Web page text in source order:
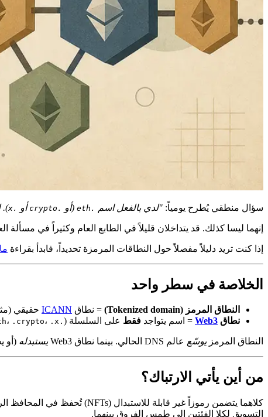
سؤال منطقي يُطرح يومياً: "لدي بالفعل اسم .eth (أو .crypto أو .x
).
إنهما ليسا كذلك. قد يتداخلان قليلاً في الطابع العام وكثيراً في
إذا كنت تريد دليلاً مفصلاً حول النطاقات المرمزة تحديداً، فابدأ بقراءة
الخلاصة في سطر واحد
النطاق المرمز (Tokenized domain) = نطاق ICANN حقيقي
نطاق Web3 = اسم يتواجد فقط على السلسلة ( .eth ، .crypto، .x
النطاق المرمزيوسّع عالم DNS الحالي. بينما نطاق Web3 يستبدله (أو
من أين يأتي الارتباك؟
التسويق لكلا الفئتين إلى طمس الفروق بينهما.